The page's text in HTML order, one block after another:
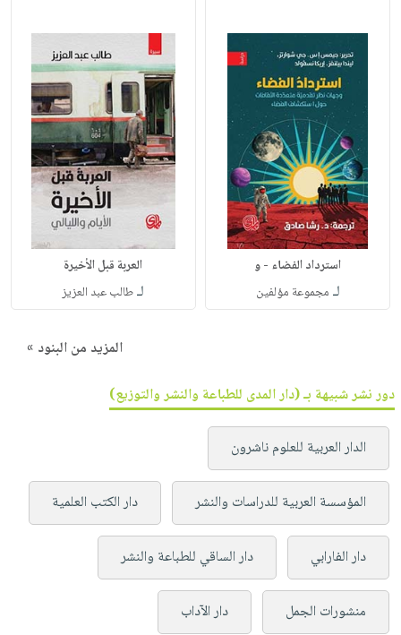
استرداد الفضاء - و
لـ مجموعة مؤلفين
العربة قبل الأخيرة
لـطالب عبد العزيز
المزيد من البنود »
دور نشر شبيهة بـ (دار المدى للطباعة والنشر والتوزيع)
الدار العربية للعلوم ناشرون
المؤسسة العربية للدراسات والنشر دار الكتب العلمية
دار الفارابي دار الساقي للطباعة والنشر
منشورات الجمل دار الآداب